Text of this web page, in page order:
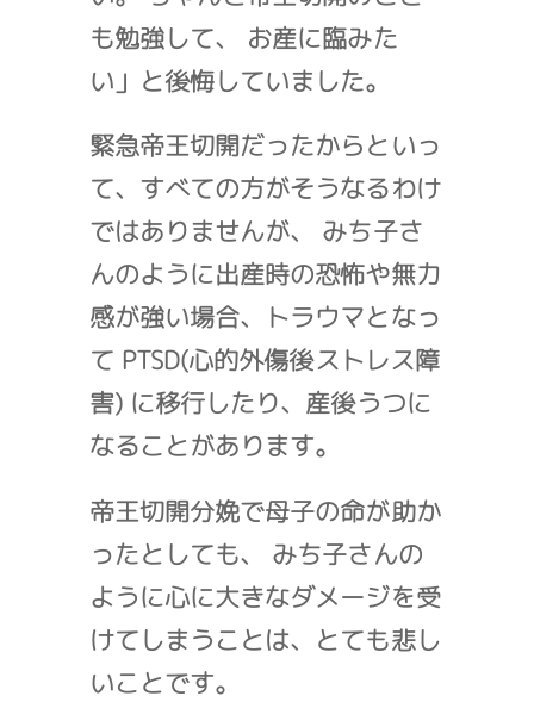
も勉強して、 お産に臨みた
い」と後悔していました。
緊急帝王切開だったからといっ
て、すべての方がそうなるわけ
ではありませんが、 みち子さ
んのように出産時の恐怖や無力
感が強い場合、トラウマとなっ
て PTSD(心的外傷後ストレス障
害) に移行したり、産後うつに
なることがあります。
帝王切開分娩で母子の命が助か
ったとしても、 みち子さんの
ように心に大きなダメージを受
けてしまうことは、とても悲し
いことです。